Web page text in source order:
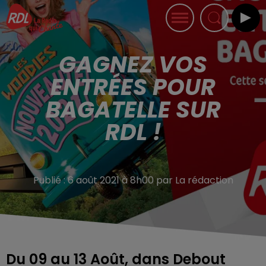
GAGNEZ VOS
ENTRÉES POUR
BAGATELLE SUR
RDL !
Publié : 6 août 2021 à 8h00 par La rédaction
Du 09 au 13 Août, dans Debout